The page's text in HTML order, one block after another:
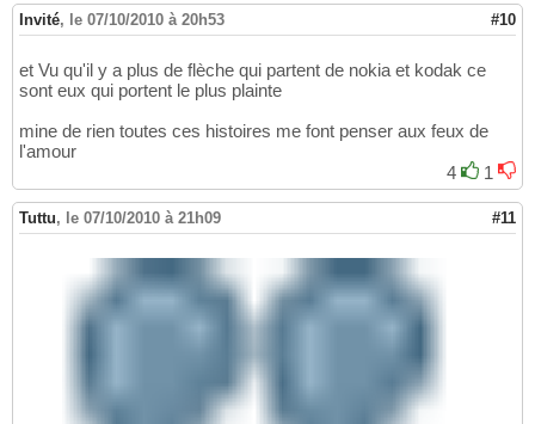
Invité, le 07/10/2010 à 20h53 #10
et Vu qu'il y a plus de flèche qui partent de nokia et kodak ce
sont eux qui portent le plus plainte
mine de rien toutes ces histoires me font penser aux feux de
l'amour
4
1
Tuttu, le 07/10/2010 à 21h09 #11